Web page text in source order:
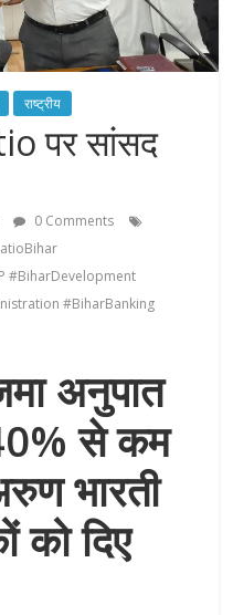
राष्ट्रीय
पर सांसद
0 Comments
#BiharDevelopment
#BiharBanking
अनुपात
से कम
भारती
को दिए